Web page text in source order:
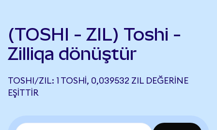
(TOSHI - ZIL) Toshi -
Zilliqa dönüştür
TOSHI/ZIL: 1 TOSHI, 0,039532 ZIL DEĞERINE
EŞITTIR